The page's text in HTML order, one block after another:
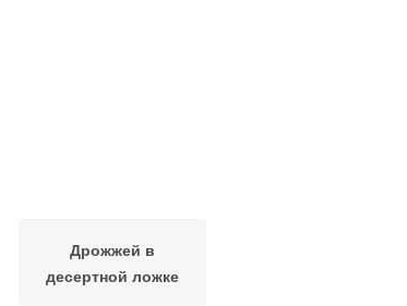
Дрожжей в
десертной ложке